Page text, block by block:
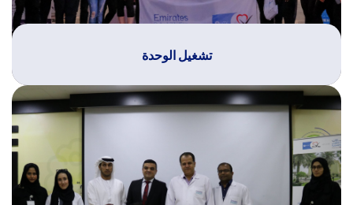
تشغيل الوحدة